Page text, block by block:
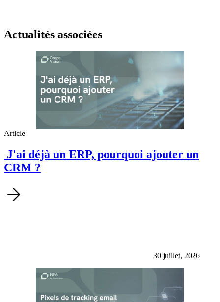
Actualités associées
Article
J'ai déjà un ERP, pourquoi ajouter un
CRM ?
30 juillet, 2026